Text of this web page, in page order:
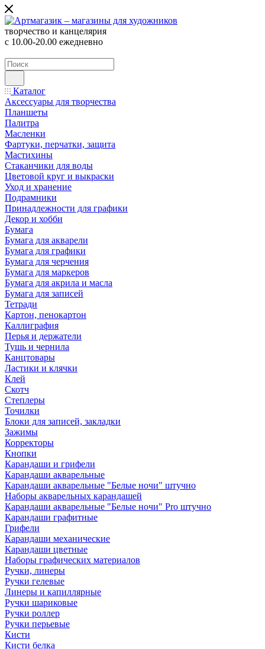
творчество и канцелярия
с 10.00-20.00 ежедневно
Каталог
Аксессуары для творчества
Планшеты
Палитра
Масленки
Фартуки, перчатки, защита
Мастихины
Стаканчики для воды
Цветовой круг и выкраски
Уход и хранение
Подрамники
Принадлежности для графики
Декор и хобби
Бумага
Бумага для акварели
Бумага для графики
Бумага для черчения
Бумага для маркеров
Бумага для акрила и масла
Бумага для записей
Тетради
Картон, пенокартон
Каллиграфия
Перья и держатели
Тушь и чернила
Канцтовары
Ластики и клячки
Клей
Скотч
Степлеры
Точилки
Блоки для записей, закладки
Зажимы
Корректоры
Кнопки
Карандаши и грифели
Карандаши акварельные
Карандаши акварельные "Белые ночи" штучно
Наборы акварельных карандашей
Карандаши акварельные "Белые ночи" Pro штучно
Карандаши графитные
Грифели
Карандаши механические
Карандаши цветные
Наборы графических материалов
Ручки, линеры
Ручки гелевые
Линеры и капиллярные
Ручки шариковые
Ручки роллер
Ручки перьевые
Кисти
Кисти белка